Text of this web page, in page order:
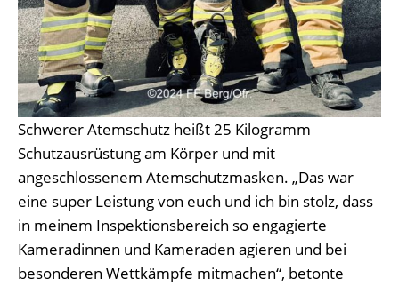
Schwerer Atemschutz heißt 25 Kilogramm
Schutzausrüstung am Körper und mit
angeschlossenem Atemschutzmasken. „Das war
eine super Leistung von euch und ich bin stolz, dass
in meinem Inspektionsbereich so engagierte
Kameradinnen und Kameraden agieren und bei
besonderen Wettkämpfe mitmachen“, betonte